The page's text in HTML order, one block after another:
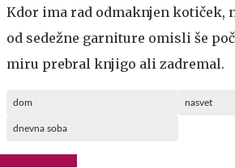
Kdor ima rad odmaknjen kotiček,
od sedežne garniture omisli še
miru prebral knjigo ali zadremal.
dom nasvet
dnevna soba